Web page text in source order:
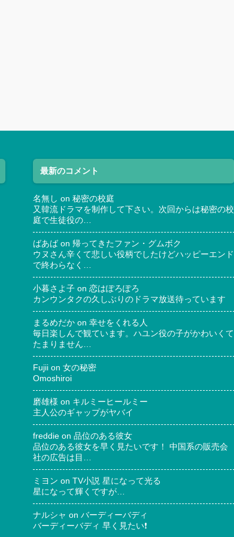
最新のコメント
名無し on 秘密の校庭
又韓流ドラマを制作して下さい。次回からは秘密の校
庭で生徒役の…
ばあば on 帰ってきたファン・グムボク
ウヌさん辛くて悲しい役柄でしたけどハッピーエンド
で終わらなく…
小暮さよ子 on 恋はぽろぽろ
カンウンタクの久しぶりのドラマ放送待っています
まるめだか on 幸せをくれる人
毎日楽しんで観ています。ハユン役の子がかわいくて
たまりません…
Fujii on 女の秘密
Omoshiroi
磨雄様 on キルミーヒールミー
主人公のギャップがヤバイ
freddie on 品位のある彼女
品位のある彼女を早く見たいです！ 中国系の販売会
社の広告は目…
ミヨン on TV小説 星になって光る
星になって輝くですが…
ナルシャ on バーディーバディ
バーディーバディ 早く見たい❗